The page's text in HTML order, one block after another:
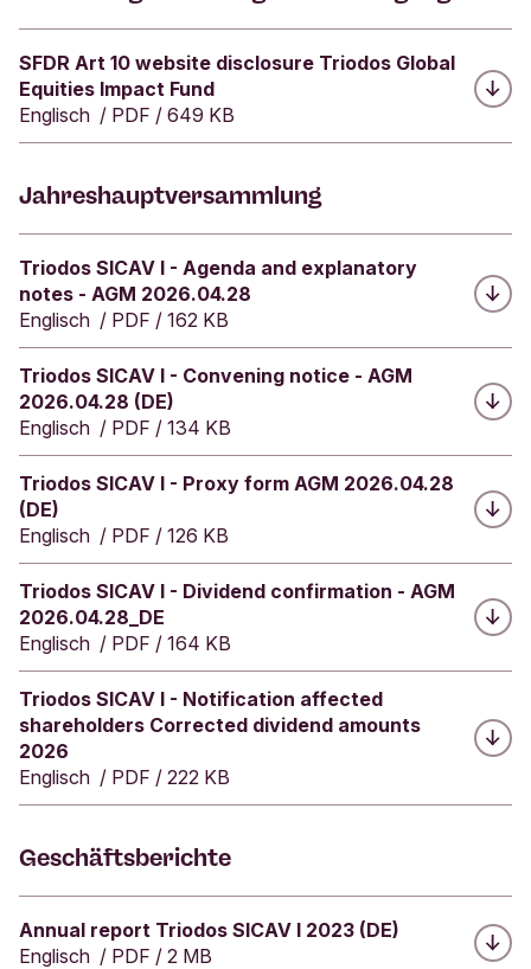
s
2
0
2
e
w
n
n
e
i
d
e
r
a
e
o
r
e
"
r
e
i
n
s
Herunterladen:
SFDR Art 10 website disclosure Triodos Global
Equities Impact Fund
Englisch / PDF / 649 KB
Jahreshauptversammlung
Herunterladen:
Triodos SICAV I - Agenda and explanatory
notes - AGM 2026.04.28
Englisch / PDF / 162 KB
Herunterladen:
Triodos SICAV I - Convening notice - AGM
2026.04.28 (DE)
Englisch / PDF / 134 KB
Herunterladen:
Triodos SICAV I - Proxy form AGM 2026.04.28
(DE)
Englisch / PDF / 126 KB
Herunterladen:
Triodos SICAV I - Dividend confirmation - AGM
2026.04.28_DE
Englisch / PDF / 164 KB
Herunterladen:
Triodos SICAV I - Notification affected
shareholders Corrected dividend amounts
2026
Englisch / PDF / 222 KB
Geschäftsberichte
Herunterladen:
Annual report Triodos SICAV I 2023 (DE)
Englisch / PDF / 2 MB